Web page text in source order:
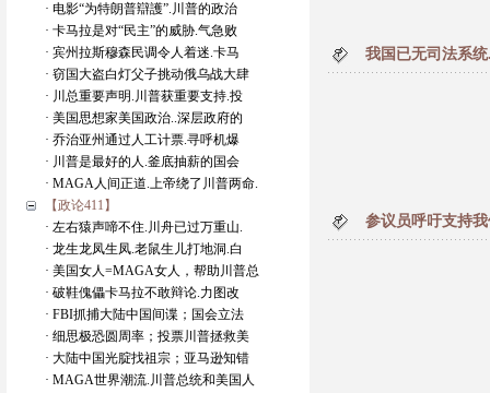
· 电影“为特朗普辯護”.川普的政治
· 卡马拉是对“民主”的威胁.气急败
· 宾州拉斯穆森民调令人着迷.卡马
· 窃国大盗白灯父子挑动俄乌战大肆
· 川总重要声明.川普获重要支持.投
· 美国思想家美国政治..深层政府的
· 乔治亚州通过人工计票.寻呼机爆
· 川普是最好的人.釜底抽薪的国会
· MAGA人间正道.上帝绕了川普两命.
【政论411】
· 左右猿声啼不住.川舟已过万重山.
· 龙生龙凤生凤.老鼠生儿打地洞.白
· 美国女人=MAGA女人，帮助川普总
· 破鞋傀儡卡马拉不敢辩论.力图改
· FBI抓捕大陆中国间谍；国会立法
· 细思极恐圆周率；投票川普拯救美
· 大陆中国光腚找祖宗；亚马逊知错
· MAGA世界潮流.川普总统和美国人
我国已无司法系
参议员呼吁支持